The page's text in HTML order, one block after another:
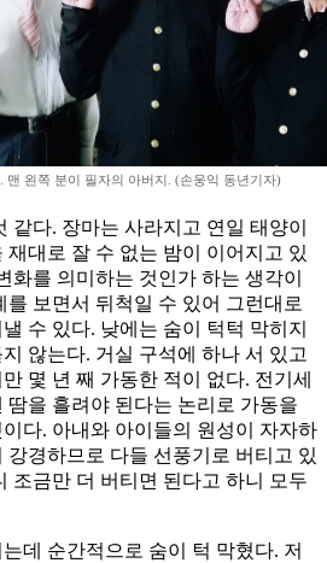
왼쪽 분이 필자의 아버지. (손웅익 동년기자)
같다. 장마는 사라지고 연일 태양이
대로 잘 수 없는 밤이 이어지고 있
화를 의미하는 것인가 하는 생각이
를 보면서 뒤척일 수 있어 그런대로
수 있다. 낮에는 숨이 턱턱 막히지
않는다. 거실 구석에 하나 서 있고
몇 년 째 가동한 적이 없다. 전기세
땀을 흘려야 된다는 논리로 가동을
다. 아내와 아이들의 원성이 자자하
강경하므로 다들 선풍기로 버티고 있
조금만 더 버티면 된다고 하니 모두
데 순간적으로 숨이 턱 막혔다. 저